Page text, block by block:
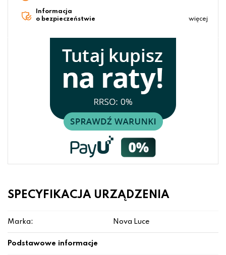
Informacja
o bezpieczeństwie
więcej
SPECYFIKACJA URZĄDZENIA
Marka: Nova Luce
Podstawowe informacje